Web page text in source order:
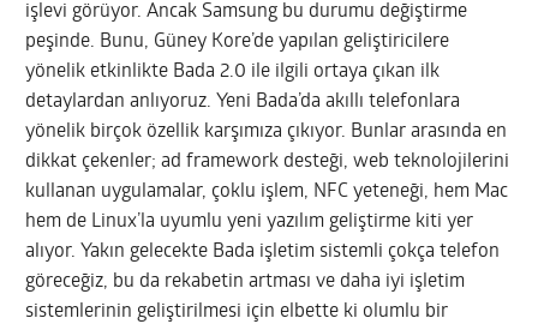
işlevi görüyor. Ancak Samsung bu durumu değiştirme
peşinde. Bunu, Güney Kore’de yapılan geliştiricilere
yönelik etkinlikte Bada 2.0 ile ilgili ortaya çıkan ilk
detaylardan anlıyoruz. Yeni Bada’da akıllı telefonlara
yönelik birçok özellik karşımıza çıkıyor. Bunlar arasında en
dikkat çekenler; ad framework desteği, web teknolojilerini
kullanan uygulamalar, çoklu işlem, NFC yeteneği, hem Mac
hem de Linux’la uyumlu yeni yazılım geliştirme kiti yer
alıyor. Yakın gelecekte Bada işletim sistemli çokça telefon
göreceğiz, bu da rekabetin artması ve daha iyi işletim
sistemlerinin geliştirilmesi için elbette ki olumlu bir